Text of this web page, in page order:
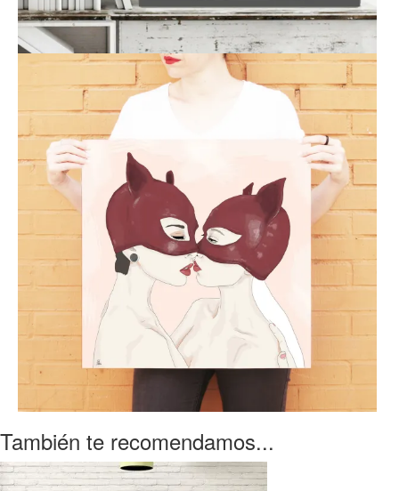
También te recomendamos...